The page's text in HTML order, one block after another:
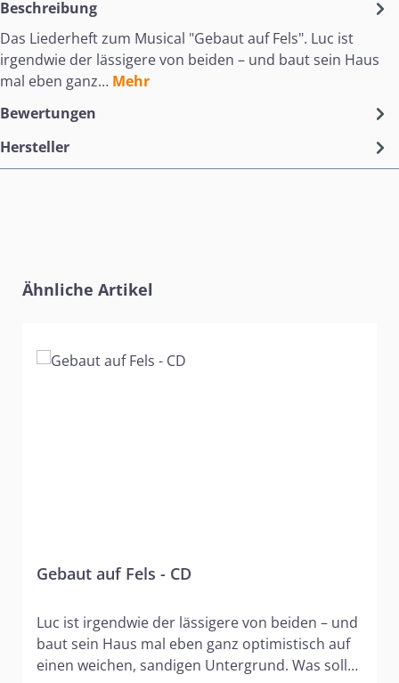
Beschreibung
Das Liederheft zum Musical "Gebaut auf Fels". Luc ist
irgendwie der lässigere von beiden – und baut sein Haus
mal eben ganz… Mehr
Bewertungen
Hersteller
Produktgalerie überspringen
Ähnliche Artikel
Gebaut auf Fels - CD
Luc ist irgendwie der lässigere von beiden – und
baut sein Haus mal eben ganz optimistisch auf
einen weichen, sandigen Untergrund. Was soll